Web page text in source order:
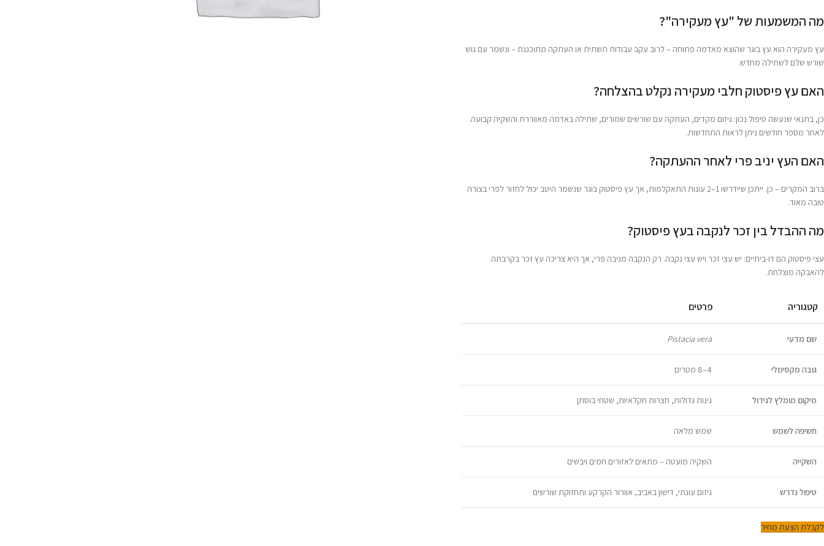
מה המשמעות של "עץ מעקירה"?
עץ מעקירה הוא עץ בוגר שהוצא מאדמה פתוחה – לרוב עקב עבודות תשתית או העתקה מתוכננת – ונשמר עם גוש
שורש שלם לשתילה מחדש.
האם עץ פיסטוק חלבי מעקירה נקלט בהצלחה?
כן, בתנאי שנעשה טיפול נכון: גיזום מקדים, העתקה עם שורשים שמורים, שתילה באדמה מאווררת והשקיה קבועה.
לאחר מספר חודשים ניתן לראות התחדשות.
האם העץ יניב פרי לאחר ההעתקה?
ברוב המקרים – כן. ייתכן שיידרשו 1–2 עונות התאקלמות, אך עץ פיסטוק בוגר שנשמר היטב יכול לחזור לפרי בצורה
טובה מאוד.
מה ההבדל בין זכר לנקבה בעץ פיסטוק?
עצי פיסטוק הם דו-ביתיים: יש עצי זכר ויש עצי נקבה. רק הנקבה מניבה פרי, אך היא צריכה עץ זכר בקרבתה
להאבקה מוצלחת.
קטגוריה פרטים
שם מדעי Pistacia vera
גובה מקסימלי 4–8 מטרים
מיקום מומלץ לגידול גינות גדולות, חצרות חקלאיות, שטחי בוסתן
חשיפה לשמש שמש מלאה
השקייה השקיה מועטה – מתאים לאזורים חמים ויבשים
טיפול נדרש גיזום עונתי, דישון באביב, אוורור הקרקע ותחזוקת שורשים
לקבלת הצעת מחיר